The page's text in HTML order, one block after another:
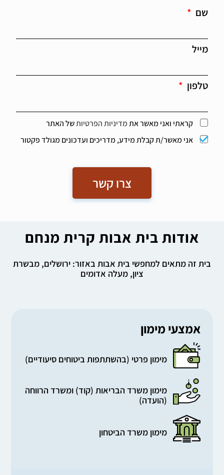
המקום ומשפחותיהם המקום נתפס כבית אשר מקפיד
מאוד על נהלים ומדיניות לשמירת ביטחונם ורווחתם של
האווירה של המקום. המשפחות העידו שבית האבות
מתייחס עם הרבה חום ואכפתיות, עם התייחסות אנושית,
בשילוב פרויקטים רבים מהקהילה: מתנדבים, מרכז יום,
תלמידים, פרויקט קהילה תומכת, סטודנטים לרפואת
בית אבות רוכלין בקריית מנחם בירושלים נותן מענה
בדיור לאנשים במצב תפקודי עצמאי במסגרת דיור
במסגרת דיור לתשושי גוף ומחלקה סיעודית לדיירים
בית אבות בקריית מנחם מקבל דיירים במימון פרטי,
ביטוחים סיעודיים ומשרד הבטחון. כמו כן, עובד בהסדר
בית אבות קריית מנחם נכנס לרשימה של 10 בתי אבות
בתקופת הקורונה.
שם
מייל
טלפון
קראתי ואני מאשר אתמדיניות הפרטיותשל האתר
אני מאשר/ת קבלת מידע, מדריכים ועדכונים מגולד פקטור
צרו קשר
אודות בית אבות קרית מנחם
בית זה מתאים למחפשי בית אבות באזור: ירושלים, מבשרת
ציון, מעלה אדומים
אמצעי מימון
מימון פרטי (בהשתתפות ביטוחים סיעודיים)
מימון משרד הבריאות (קוד) ומשרד הרווחה
(הועדה)
מימון משרד הביטחון